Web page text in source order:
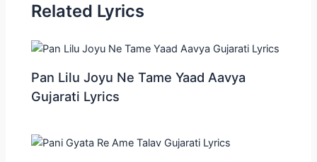
Related Lyrics
Pan Lilu Joyu Ne Tame Yaad Aavya
Gujarati Lyrics